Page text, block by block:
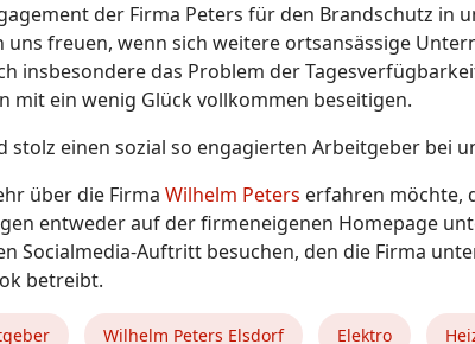
der Firma Peters für den Brandschutz in
uns freuen, wenn sich weitere ortsansässige
insbesondere das Problem der
mit ein wenig Glück vollkommen beseitigen.
stolz einen sozial so engagierten Arbeitgeber bei
über die Firma Wilhelm Peters erfahren möchte,
entweder auf der firmeneigenen Homepage
Socialmedia-Auftritt besuchen, den die Firma
betreibt.
Wilhelm Peters Elsdorf Elektro